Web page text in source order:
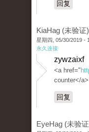
回复
KiaHag (未验证)
星期四, 05/30/2019 -
永久连接
zywzaixf
<a href="
counter</a>
回复
EyeHag (未验